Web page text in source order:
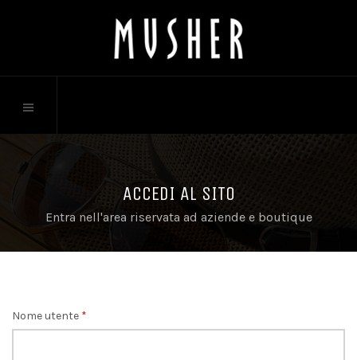
ACCEDI AL SITO
Entra nell'area riservata ad aziende e boutique
Nome utente *